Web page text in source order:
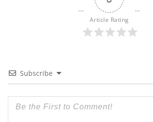
Article Rating
Subscribe